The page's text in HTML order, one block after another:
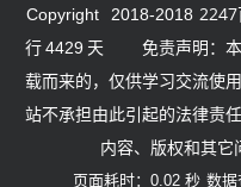
Copyright 2018-2018
行4429 天
免责声明：本
载而来的，仅供学习交流使
站不承担由此引起的法律责
内容、版权和其它
页面耗时：0.02 秒 数据